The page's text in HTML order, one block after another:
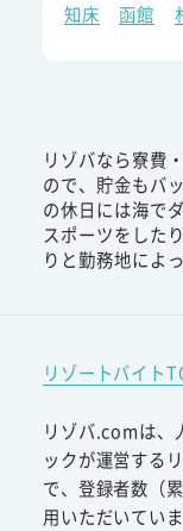
知床
函館
リゾバなら寮費
ので、貯金もバ
の休日には海で
スポーツをした
りと勤務地によ
リゾートバイト
リゾバ.comは、
ックが運営する
で、登録者数（
用いただいていま